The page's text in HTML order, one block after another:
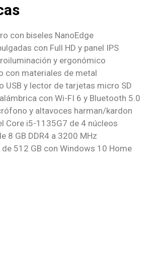
con biseles NanoEdge
con Full HD y panel IPS
y ergonómico
con materiales de metal
USB y lector de tarjetas micro SD
con Wi-FI 6 y Bluetooth 5.0
y altavoces harman/kardon
Core i5-1135G7 de 4 núcleos
8 GB DDR4 a 3200 MHz
de 512 GB con Windows 10 Home